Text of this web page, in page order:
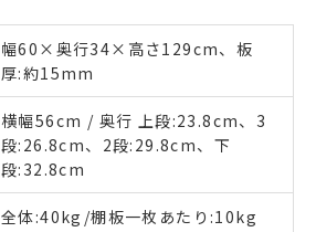
幅60×奥行34×高さ129cm、板
厚:約15mm
横幅56cm / 奥行 上段:23.8cm、3
段:26.8cm、2段:29.8cm、下
段:32.8cm
全体:40kg/棚板一枚あたり:10kg